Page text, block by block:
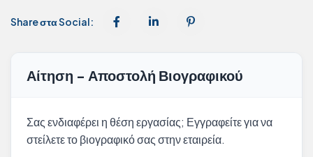
Share στα Social:
Αίτηση - Αποστολή Βιογραφικού
Σας ενδιαφέρει η θέση εργασίας; Εγγραφείτε για να
στείλετε το βιογραφικό σας στην εταιρεία.